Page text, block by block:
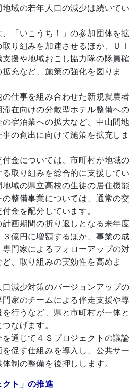
域の若年人口の減少は続いてい
「いこうち！」の参加団体を拡
り組みを加速させるほか、ＵＩ
援や地域おこし協力隊の隊員確
充など、施策の強化を図りま
仕事を組み合わせた新規就農者
在向けの分散型ホテル整備への
宿泊業への拡大など、中山間地
の創出に向けて施策を拡充しま
金については、市町村が地域の
取り組みを総合的に支援してい
域の県立高校の生徒の居住機能
整備事業については、通常の交
金を配分しています。
画期間の折り返しとなる来年度
億円に増額するほか、事業の成
門家によるフォローアップの対
、取り組みの実効性を高めま
減少対策のバージョンアップの
家のチームによる伴走支援や専
行うなど、県と市町村が一体と
なげます。
通じて４Ｓプロジェクトの議論
促す仕組みを導入し、公共サー
制の整備を後押しします。
クト」の推進